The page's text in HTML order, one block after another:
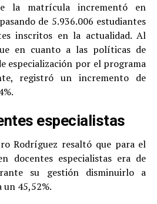
la matrícula incrementó en
de 5.936.006 estudiantes
inscritos en la actualidad. Al
en cuanto a las políticas de
especialización por el programa
registró un incremento de
especialistas
Rodríguez resaltó que para el
docentes especialistas era de
su gestión disminuirlo a
un 45,52%.